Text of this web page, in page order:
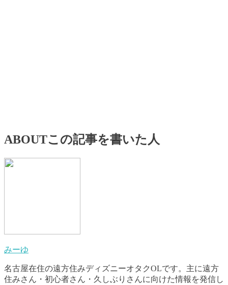
ABOUTこの記事を書いた人
みーゆ
名古屋在住の遠方住みディズニーオタクOLです。主に遠方
住みさん・初心者さん・久しぶりさんに向けた情報を発信し